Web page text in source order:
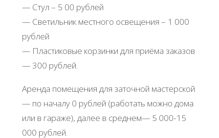
— Стул – 5 00 рублей
— Светильник местного освещения – 1 000
рублей
— Пластиковые корзинки для приёма заказов
— 300 рублей.
Аренда помещения для заточной мастерской
— по началу 0 рублей (работать можно дома
или в гараже), далее в среднем— 5 000-15
000 рублей.